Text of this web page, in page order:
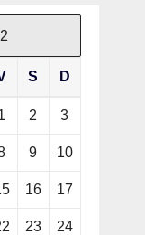
S D
2 3
9 10
16 17
23 24